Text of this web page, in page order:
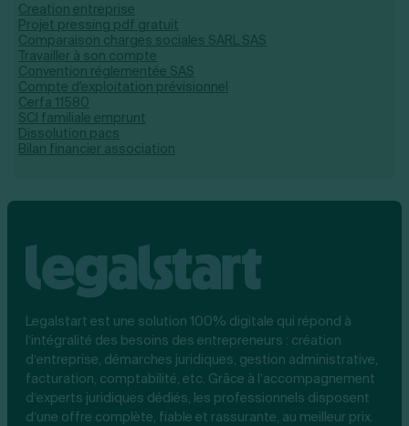
Creation entreprise
Projet pressing pdf gratuit
Comparaison charges sociales SARL SAS
Travailler à son compte
Convention réglementée SAS
Compte d'exploitation prévisionnel
Cerfa 11580
SCI familiale emprunt
Dissolution pacs
Bilan financier association
Legalstart est une solution 100% digitale qui répond à
l’intégralité des besoins des entrepreneurs : création
d’entreprise, démarches juridiques, gestion administrative,
facturation, comptabilité, etc. Grâce à l’accompagnement
d’experts juridiques dédiés, les professionnels disposent
d’une offre complète, fiable et rassurante, au meilleur prix.